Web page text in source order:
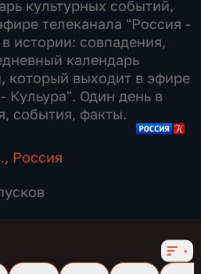
культурных событий,
телеканала "Россия -
истории: совпадения,
календарь
который выходит в эфире
Кульура". Один день в
события, факты.
, Россия